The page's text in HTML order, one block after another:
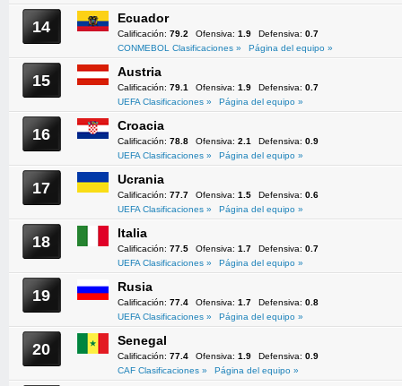
14 Ecuador
Calificación: 79.2 Ofensiva: 1.9 Defensiva: 0.7
CONMEBOL Clasificaciones »
Página del equipo »
15 Austria
Calificación: 79.1 Ofensiva: 1.9 Defensiva: 0.7
UEFA Clasificaciones »
Página del equipo »
16 Croacia
Calificación: 78.8 Ofensiva: 2.1 Defensiva: 0.9
UEFA Clasificaciones »
Página del equipo »
17 Ucrania
Calificación: 77.7 Ofensiva: 1.5 Defensiva: 0.6
UEFA Clasificaciones »
Página del equipo »
18 Italia
Calificación: 77.5 Ofensiva: 1.7 Defensiva: 0.7
UEFA Clasificaciones »
Página del equipo »
19 Rusia
Calificación: 77.4 Ofensiva: 1.7 Defensiva: 0.8
UEFA Clasificaciones »
Página del equipo »
20 Senegal
Calificación: 77.4 Ofensiva: 1.9 Defensiva: 0.9
CAF Clasificaciones »
Página del equipo »